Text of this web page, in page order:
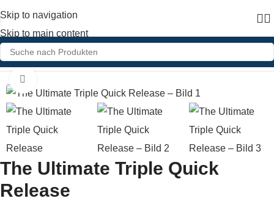
Skip to navigation
Skip to main content
Home»Shop»The Ultimate Triple Quick Release
The Ultimate Triple Quick
Release